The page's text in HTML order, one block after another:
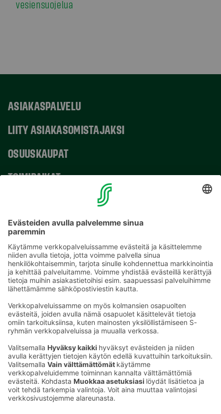
vesiensuojelua
ASIAKASPALVELU
LIITY ASIAKASOMISTAJAKSI
OSUUSKAUPAT
TOIMIPAIKAT
Sähköpostiosoitteet S-ryhmässä ovat muotoa
etunimi.sukunimi@sok.fi
Seuraa meitä: